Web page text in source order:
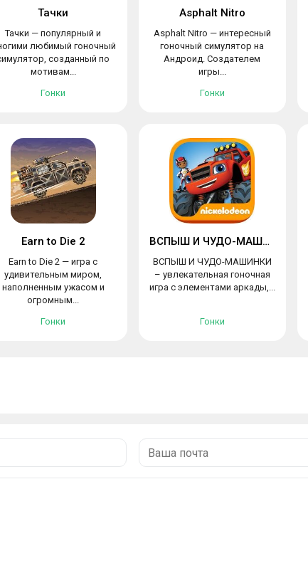
Тачки
Тачки — популярный и
любимый гоночный
созданный по
мотивам...
Гонки
Asphalt Nitro
Asphalt Nitro — интересный
гоночный симулятор на
Андроид. Создателем
игры...
Гонки
Earn to Die 2
Earn to Die 2 — игра с
удивительным миром,
наполненным ужасом и
огромным...
Гонки
ВСПЫШ И ЧУДО-МАШИНКИ
ВСПЫШ И ЧУДО-МАШИНКИ
– увлекательная гоночная
игра с элементами аркады,...
Гонки